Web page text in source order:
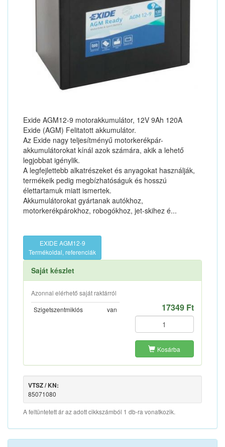
Exide AGM12-9 motorakkumulátor, 12V 9Ah 120A
Exide (AGM) Felitatott akkumulátor.
Az Exide nagy teljesítményű motorkerékpár-
akkumulátorokat kínál azok számára, akik a lehető
legjobbat igénylik.
A legfejlettebb alkatrészeket és anyagokat használják,
termékeik pedig megbízhatóságuk és hosszú
élettartamuk miatt ismertek.
Akkumulátorokat gyártanak autókhoz,
motorkerékpárokhoz, robogókhoz, jet-skihez é...
EXIDE AGM12-9
Termékoldal, referenciák
Saját készlet
Azonnal elérhető saját raktárról
Szigetszentmiklós
van 17349 Ft
Kosárba
VTSZ / KN:
85071080
A feltüntetett ár az adott cikkszámból 1 db-ra vonatkozik.